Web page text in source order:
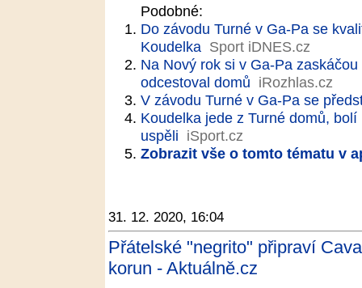
Podobné:
Do závodu Turné v Ga-Pa se
Koudelka Sport iDNES.cz
Na Nový rok si v Ga-Pa
odcestoval domů iRozhlas.cz
V závodu Turné v Ga-Pa se
Koudelka jede z Turné domů,
uspěli iSport.cz
Zobrazit vše o tomto tématu v
31. 12. 2020, 16:04
Přátelské "negrito" připraví
korun - Aktuálně.cz